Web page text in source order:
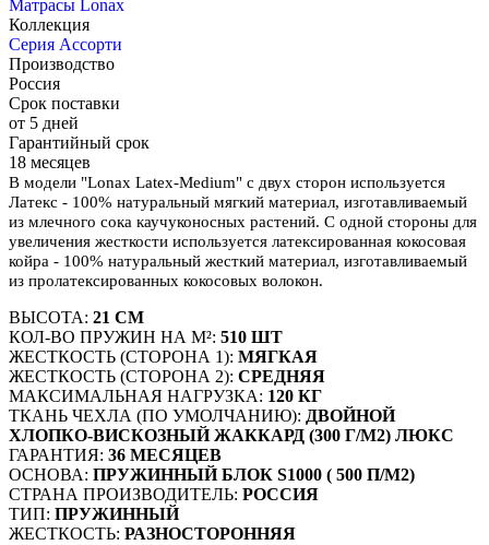
Матрасы Lonax
Коллекция
Серия Ассорти
Производство
Россия
Срок поставки
от 5 дней
Гарантийный срок
18 месяцев
В модели "Lonax Latex-Medium" с двух сторон используется
Латекс - 100% натуральный мягкий материал, изготавливаемый
из млечного сока каучуконосных растений. C одной стороны для
увеличения жесткости используется латексированная кокосовая
койра - 100% натуральный жесткий материал, изготавливаемый
из пролатексированных кокосовых волокон.
ВЫСОТА: 21 СМ
КОЛ-ВО ПРУЖИН НА М²: 510 ШТ
ЖЕСТКОСТЬ (СТОРОНА 1): МЯГКАЯ
ЖЕСТКОСТЬ (СТОРОНА 2): СРЕДНЯЯ
МАКСИМАЛЬНАЯ НАГРУЗКА: 120 КГ
ТКАНЬ ЧЕХЛА (ПО УМОЛЧАНИЮ): ДВОЙНОЙ
ХЛОПКО-ВИСКОЗНЫЙ ЖАККАРД (300 Г/М2) ЛЮКС
ГАРАНТИЯ: 36 МЕСЯЦЕВ
ОСНОВА: ПРУЖИННЫЙ БЛОК S1000 ( 500 П/М2)
СТРАНА ПРОИЗВОДИТЕЛЬ: РОССИЯ
ТИП: ПРУЖИННЫЙ
ЖЕСТКОСТЬ: РАЗНОСТОРОННЯЯ